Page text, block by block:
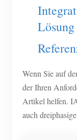
App
PV-
Lösung
Wenn Sie auf
der Ihren
Artikel helfen.
auch